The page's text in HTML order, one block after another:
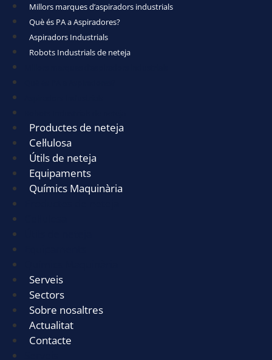
Millors marques d’aspiradors industrials
Què és PA a Aspiradores?
Aspiradors Industrials
Robots Industrials de neteja
Productes de neteja
Cel·lulosa
Útils de neteja
Equipaments
Químics Maquinària
Serveis
Sectors
Sobre nosaltres
Actualitat
Contacte